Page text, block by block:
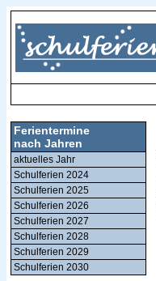
Ferientermine
nach Jahren
aktuelles Jahr
Schulferien 2024
Schulferien 2025
Schulferien 2026
Schulferien 2027
Schulferien 2028
Schulferien 2029
Schulferien 2030